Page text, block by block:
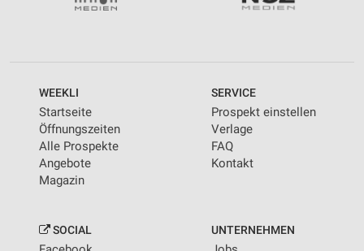
WEEKLI
Startseite
Öffnungszeiten
Alle Prospekte
Angebote
Magazin
SERVICE
Prospekt einstellen
Verlage
FAQ
Kontakt
SOCIAL UNTERNEHMEN